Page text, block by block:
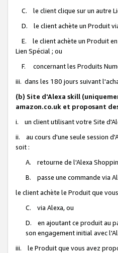
C. le client clique sur un autre
D. le client achète un Produit
E. le client achète un Produit en
Lien Spécial ; ou
F. concernant les Produits
iii. dans les 180 jours suivant
(b) Site d'Alexa skill
amazon.co.uk et proposant
i. un client utilisant votre Site
ii. au cours d'une seule session
soit :
A. retourne de l'Alexa
B. passe une commande via
le client achète le Produit que
C. via Alexa, ou
D. en ajoutant ce produit au
son engagement initial avec
iii. le Produit que vous avez